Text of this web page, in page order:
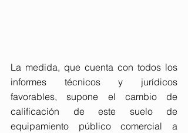
La medida, que cuenta con todos los
informes técnicos y jurídicos
favorables, supone el cambio de
calificación de este suelo de
equipamiento público comercial a